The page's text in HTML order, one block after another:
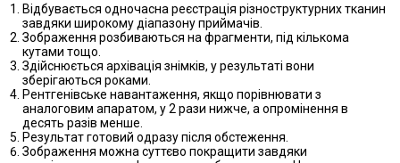
Відбувається одночасна реєстрація різноструктурних тканин
завдяки широкому діапазону приймачів.
Зображення розбиваються на фрагменти, під кількома
кутами тощо.
Здійснюється архівація знімків, у результаті вони
зберігаються роками.
Рентгенівське навантаження, якщо порівнювати з
аналоговим апаратом, у 2 рази нижче, а опромінення в
десять разів менше.
Результат готовий одразу після обстеження.
Зображення можна суттєво покращити завдяки